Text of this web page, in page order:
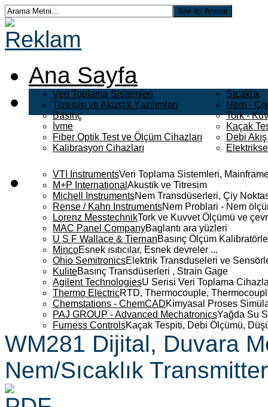
Ana Sayfa
Veri Toplama Sistemleri
Titreşim ve Akustik Yazılımları
Basınç
İvme
Fiber Optik Test ve Ölçüm Cihazları
Kalibrasyon Cihazları
Sıcaklık
Nem -
Tork -
Kaçak
Debi Akış
VTI InstrumentsVeri Toplama Sistemleri,
M+P International Akustik ve Titresim
Michell InstrumentsNem Transdüserleri, Çiy
Rense / Kahn InstrumentsNem Problari - Nem
Lorenz MesstechnikTork ve Kuvvet Ölçümü ve
MAC Panel CompanyBaglantı ara yüzleri
U S F Wallace & TiernanBasınç Ölçüm
MincoEsnek ısıtıcılar, Esnek devreler ...
Ohio SemitronicsElektrik Transduseleri ve
KuliteBasınç Transdüserleri , Strain Gage
Agilent TechnologiesU Serisi Veri Toplama
Thermo ElectricRTD, Thermocouple,
Chemstations - ChemCADKimyasal Proses
PAJ GROUP - Advanced MechatronicsYağda Su
Furness ControlsKaçak Tespiti, Debi Ölçümü,
WM281 Dijital, Duvara
Nem/Sıcaklık